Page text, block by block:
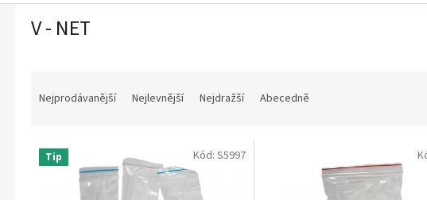
V - NET
Nejprodávanější Nejlevnější Nejdražší Abecedně
Tip Kód: S5997